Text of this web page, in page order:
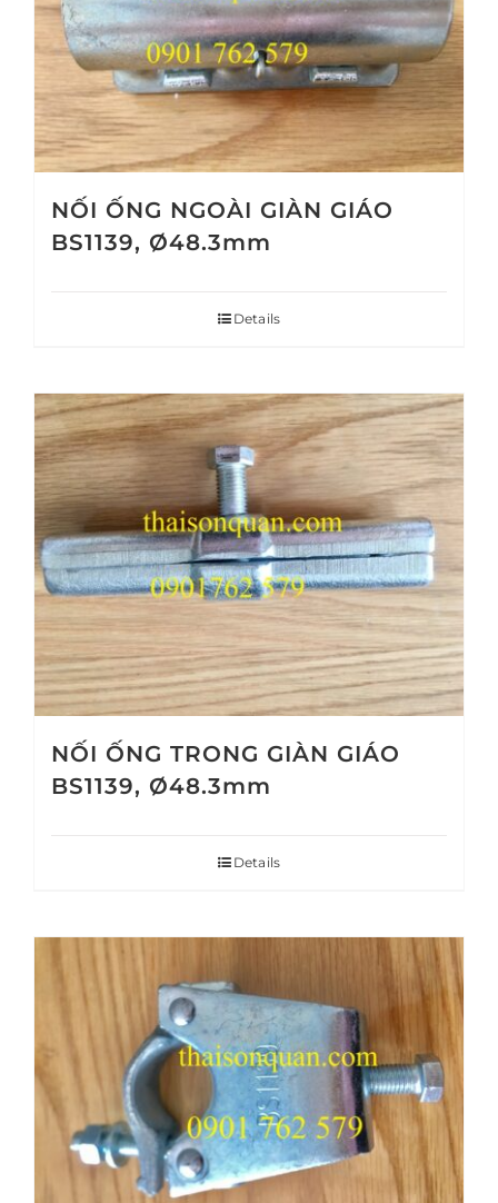
NỐI ỐNG NGOÀI GIÀN GIÁO
BS1139, Ø48.3mm
Details
NỐI ỐNG TRONG GIÀN GIÁO
BS1139, Ø48.3mm
Details